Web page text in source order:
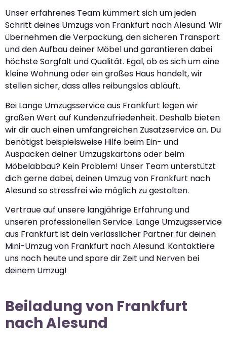
Unser erfahrenes Team kümmert sich um jeden
Schritt deines Umzugs von Frankfurt nach Alesund. Wir
übernehmen die Verpackung, den sicheren Transport
und den Aufbau deiner Möbel und garantieren dabei
höchste Sorgfalt und Qualität. Egal, ob es sich um eine
kleine Wohnung oder ein großes Haus handelt, wir
stellen sicher, dass alles reibungslos abläuft.
Bei Lange Umzugsservice aus Frankfurt legen wir
großen Wert auf Kundenzufriedenheit. Deshalb bieten
wir dir auch einen umfangreichen Zusatzservice an. Du
benötigst beispielsweise Hilfe beim Ein- und
Auspacken deiner Umzugskartons oder beim
Möbelabbau? Kein Problem! Unser Team unterstützt
dich gerne dabei, deinen Umzug von Frankfurt nach
Alesund so stressfrei wie möglich zu gestalten.
Vertraue auf unsere langjährige Erfahrung und
unseren professionellen Service. Lange Umzugsservice
aus Frankfurt ist dein verlässlicher Partner für deinen
Mini-Umzug von Frankfurt nach Alesund. Kontaktiere
uns noch heute und spare dir Zeit und Nerven bei
deinem Umzug!
Beiladung von Frankfurt
nach Alesund